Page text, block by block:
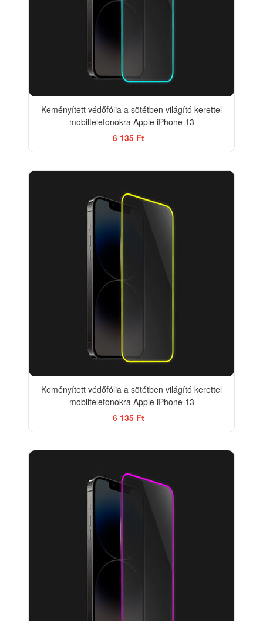
Keményített védőfólia a sötétben világító kerettel
mobiltelefonokra Apple iPhone 13
6 135 Ft
Keményített védőfólia a sötétben világító kerettel
mobiltelefonokra Apple iPhone 13
6 135 Ft